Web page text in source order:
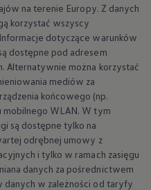
na terenie Europy. Z danych
korzystać wszyscy
dotyczące warunków
dostępne pod adresem
Alternatywnie można korzystać
mediów za
końcowego (np.
mobilnego WLAN. W tym
są dostępne tylko na
odrębnej umowy z
i tylko w ramach zasięgu
danych za pośrednictwem
danych w zależności od taryfy